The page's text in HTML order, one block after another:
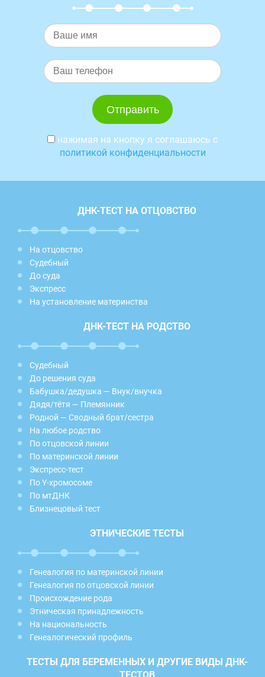
нажимая на кнопку я соглашаюсь с
политикой конфиденциальности
ДНК-ТЕСТ НА ОТЦОВСТВО
На отцовство
Судебный
До суда
Экспресс
На установление материнства
ДНК-ТЕСТ НА РОДСТВО
Судебный
До решения суда
Бабушка/дедушка — Внук/внучка
Дядя/тётя — Племянник
Родной — Сводный брат/сестра
На любое родство
По отцовской линии
По материнской линии
Экспресс-тест
По Y-хромосоме
По мтДНК
Близнецовый тест
ЭТНИЧЕСКИЕ ТЕСТЫ
Генеалогия по материнской линии
Генеалогия по отцовской линии
Происхождение рода
Этническая принадлежность
На национальность
Генеалогический профиль
ТЕСТЫ ДЛЯ БЕРЕМЕННЫХ И ДРУГИЕ ВИДЫ ДНК-